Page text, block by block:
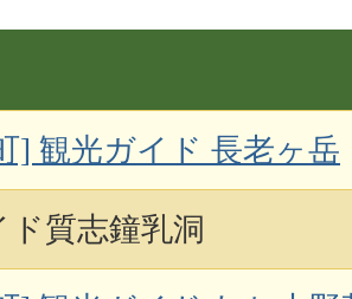
] 観光ガイド 長老ヶ岳
質志鐘乳洞